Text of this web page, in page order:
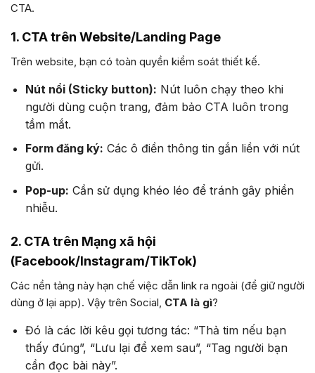
CTA.
1. CTA trên Website/Landing Page
Trên website, bạn có toàn quyền kiểm soát thiết kế.
Nút nổi (Sticky button): Nút luôn chạy theo khi
người dùng cuộn trang, đảm bảo CTA luôn trong
tầm mắt.
Form đăng ký: Các ô điền thông tin gắn liền với nút
gửi.
Pop-up: Cần sử dụng khéo léo để tránh gây phiền
nhiễu.
2. CTA trên Mạng xã hội
(Facebook/Instagram/TikTok)
Các nền tảng này hạn chế việc dẫn link ra ngoài (để giữ người
dùng ở lại app). Vậy trên Social, CTA là gì?
Đó là các lời kêu gọi tương tác: “Thả tim nếu bạn
thấy đúng”, “Lưu lại để xem sau”, “Tag người bạn
cần đọc bài này”.